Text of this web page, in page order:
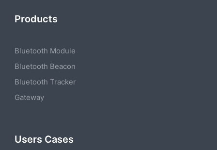
Products
Bluetooth Module
Bluetooth Beacon
Bluetooth Tracker
Gateway
Users Cases